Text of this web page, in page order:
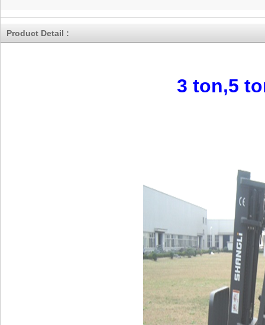
Product Detail :
3 ton,5